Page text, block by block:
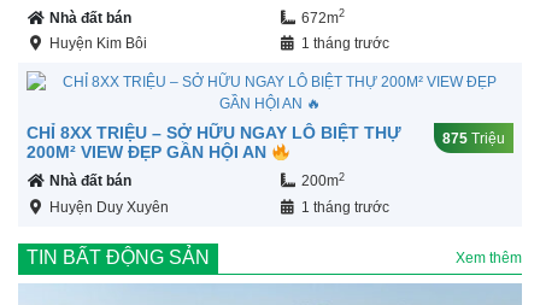
Nhà đất bán 672m2
Huyện Kim Bôi 1 tháng trước
CHỈ 8XX TRIỆU – SỞ HỮU NGAY LÔ BIỆT THỰ
200M² VIEW ĐẸP GẦN HỘI AN
875 Triệu
Nhà đất bán 200m2
Huyện Duy Xuyên 1 tháng trước
TIN BẤT ĐỘNG SẢN Xem thêm